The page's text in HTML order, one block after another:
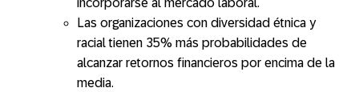
incorporarse al mercado laboral.
Las organizaciones con diversidad étnica y
racial tienen 35% más probabilidades de
alcanzar retornos financieros por encima de la
media.